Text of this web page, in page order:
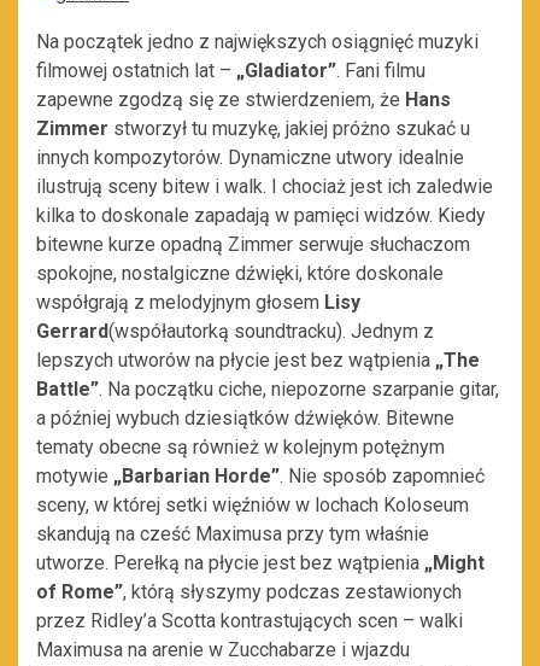
Na początek jedno z największych osiągnięć muzyki
filmowej ostatnich lat – „Gladiator”. Fani filmu
zapewne zgodzą się ze stwierdzeniem, że Hans
Zimmer stworzył tu muzykę, jakiej próżno szukać u
innych kompozytorów. Dynamiczne utwory idealnie
ilustrują sceny bitew i walk. I chociaż jest ich zaledwie
kilka to doskonale zapadają w pamięci widzów. Kiedy
bitewne kurze opadną Zimmer serwuje słuchaczom
spokojne, nostalgiczne dźwięki, które doskonale
współgrają z melodyjnym głosem Lisy
Gerrard(współautorką soundtracku). Jednym z
lepszych utworów na płycie jest bez wątpienia „The
Battle”. Na początku ciche, niepozorne szarpanie gitar,
a później wybuch dziesiątków dźwięków. Bitewne
tematy obecne są również w kolejnym potężnym
motywie „Barbarian Horde”. Nie sposób zapomnieć
sceny, w której setki więźniów w lochach Koloseum
skandują na cześć Maximusa przy tym właśnie
utworze. Perełką na płycie jest bez wątpienia „Might
of Rome”, którą słyszymy podczas zestawionych
przez Ridley’a Scotta kontrastujących scen – walki
Maximusa na arenie w Zucchabarze i wjazdu